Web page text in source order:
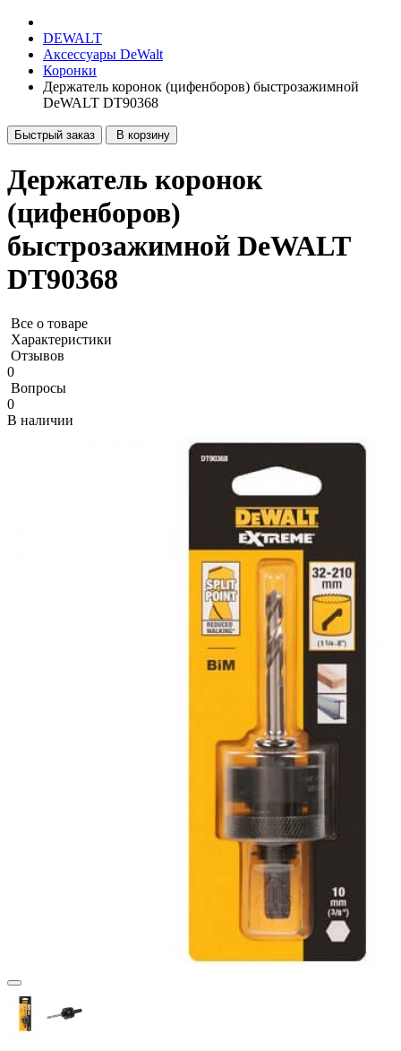
DEWALT
Аксессуары DeWalt
Коронки
Держатель коронок (цифенборов) быстрозажимной
DeWALT DT90368
Быстрый заказ В корзину
Держатель коронок
(цифенборов)
быстрозажимной DeWALT
DT90368
Все о товаре
Характеристики
Отзывов
0
Вопросы
0
В наличии